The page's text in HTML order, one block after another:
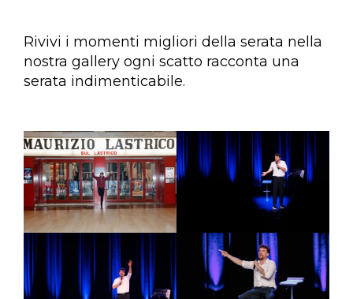
Rivivi i momenti migliori della serata nella
nostra gallery ogni scatto racconta una
serata indimenticabile.